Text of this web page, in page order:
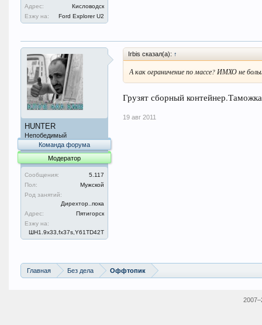
Адрес:
Кисловодск
Езжу на:
Ford Explorer U2
HUNTER
Непобедимый
Команда форума
Модератор
Сообщения:
5.117
Пол:
Мужской
Род занятий:
Дирехтор..пока
Адрес:
Пятигорск
Езжу на:
ШН1.9x33,fx37s,Y61TD42T
Irbis сказал(а): ↑
А как ограничение по массе? ИМХО не
Грузят сборный
19 авг 2011
Главная Без дела Оффтопик
2007–